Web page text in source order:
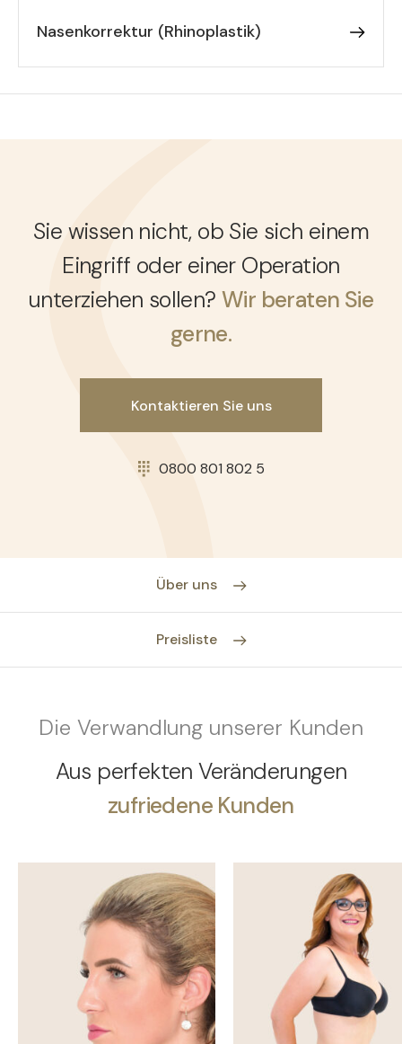
Nasenkorrektur (Rhinoplastik)
Sie wissen nicht, ob Sie sich einem
Eingriff oder einer Operation
unterziehen sollen? Wir beraten Sie
gerne.
Kontaktieren Sie uns
0800 801 802 5
Über uns
Preisliste
Die Verwandlung unserer Kunden
Aus perfekten Veränderungen
zufriedene Kunden